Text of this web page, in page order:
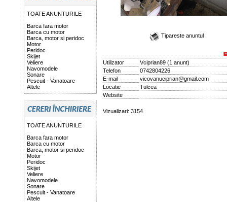
TOATE ANUNTURILE
Barca fara motor
Barca cu motor
Barca, motor si peridoc
Motor
Peridoc
Skijet
Veliere
Navomodele
Sonare
Pescuit - Vanatoare
Altele
TOATE ANUNTURILE
Barca fara motor
Barca cu motor
Barca, motor si peridoc
Motor
Peridoc
Skijet
Veliere
Navomodele
Sonare
Pescuit - Vanatoare
Altele
Tipareste anuntul
Utilizator Vciprian89(1 anunt)
Telefon
0742804226
E-mail
vicovanuciprian@gmail.com
Locatie
Tulcea
Website
Vizualizari: 3154